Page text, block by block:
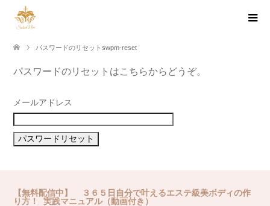
パスワードのリセットswpm-reset
パスワードのリセットはこちらからどうぞ。
メールアドレス
【無料配信中】 ３６５日自分で叶えるエステ級美ボディの作
り方！ 実践マニュアル（動画付き）